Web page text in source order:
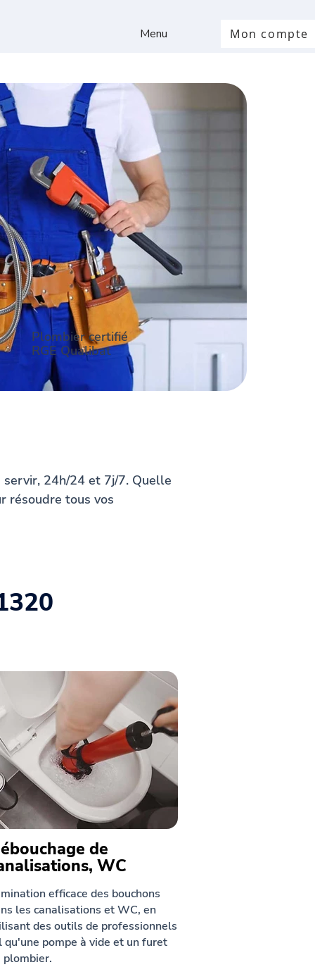
Menu Mon compte
Plombier certifié
RGE Qualibat
24h/24 et 7j/7. Quelle
résoudre tous vos
de
WC
efficace des bouchons
les canalisations et WC, en
des outils de professionnels
qu'une pompe à vide et un furet
plombier.